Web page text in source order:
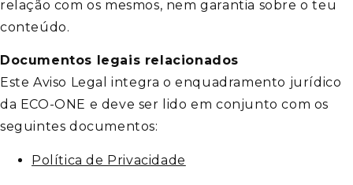
relação com os mesmos, nem garantia sobre o teu
conteúdo.
Documentos legais relacionados
Este Aviso Legal integra o enquadramento jurídico
da ECO-ONE e deve ser lido em conjunto com os
seguintes documentos:
Política de Privacidade